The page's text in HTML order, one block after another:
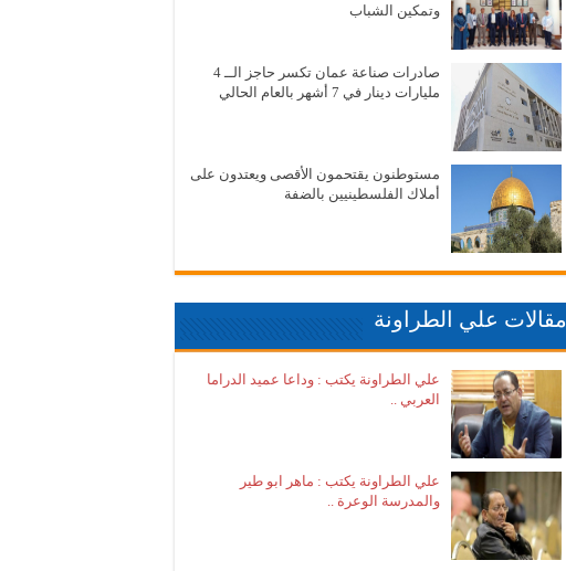
وتمكين الشباب
صادرات صناعة عمان تكسر حاجز الــ 4
مليارات دينار في 7 أشهر بالعام الحالي
مستوطنون يقتحمون الأقصى ويعتدون على
أملاك الفلسطينيين بالضفة
مقالات علي الطراونة
علي الطراونة يكتب : وداعا عميد الدراما
العربي ..
علي الطراونة يكتب : ماهر ابو طير
والمدرسة الوعرة ..